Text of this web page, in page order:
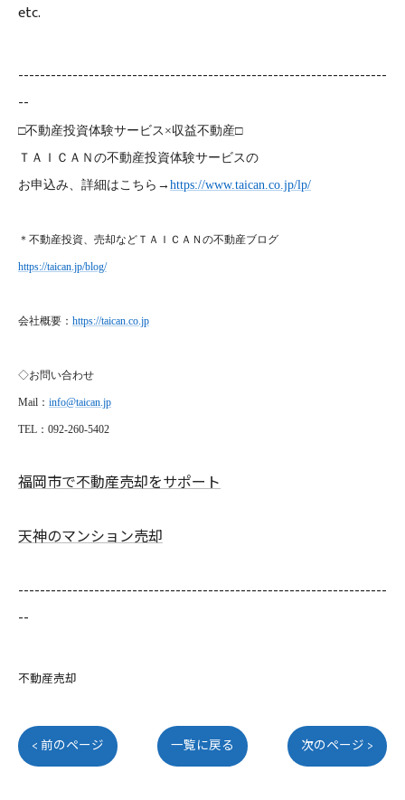
etc.
--------------------------------------------------------------------
--
□不動産投資体験サービス×収益不動産□
ＴＡＩＣＡＮの不動産投資体験サービスの
お申込み、詳細はこちら→ https://www.taican.co.jp/lp/
＊不動産投資、売却などＴＡＩＣＡＮの不動産ブログ
https://taican.jp/blog/
会社概要： https://taican.co.jp
◇お問い合わせ
Mail ： info@taican.jp
TEL ：092-260-5402
福岡市で不動産売却をサポート
天神のマンション売却
--------------------------------------------------------------------
--
不動産売却
< 前のページ 一覧に戻る 次のページ >